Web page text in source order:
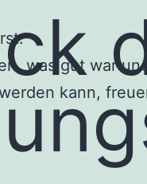
was gut war und
kann,